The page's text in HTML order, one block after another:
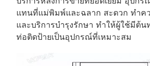
แทนที่แม่พิมพ์และฉลาก สะดวก ทำค
และบริการบำรุงรักษา ทำให้ผู้ใช้มีต้น
ท่อติดป้ายเป็นอุปกรณ์ที่เหมาะสม